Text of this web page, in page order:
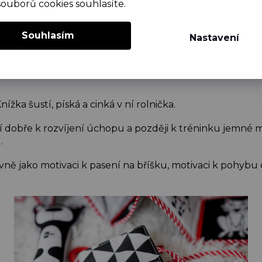
cookies souhlasíte.
Nastavení
Souhlasím
šustí, píská a cinká v ní rolnička.
dobře k rozvíjení úchopu a později k tréninku jemné
jako motivaci k pasení na bříšku, motivaci k